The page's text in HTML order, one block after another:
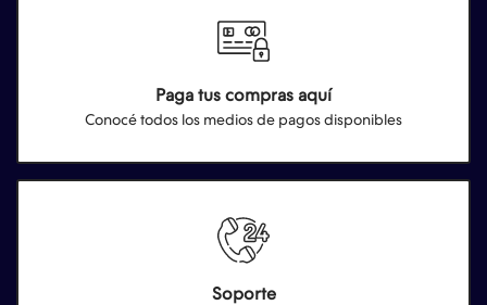
Paga tus compras aquí
Conocé todos los medios de pagos disponibles
Soporte